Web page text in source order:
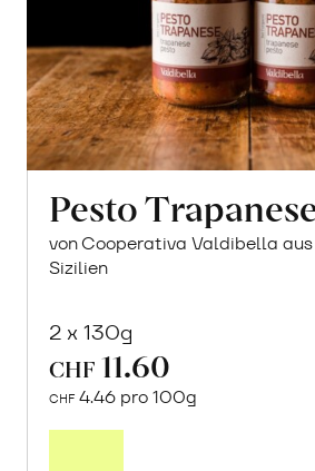
Pesto
von Cooperativa Valdibella
Sizilien
2 x 130g
CHF 11.60
CHF 4.46 pro 100g